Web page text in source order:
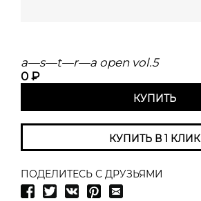
a—s—t—r—a open vol.5
0 ₽
КУПИТЬ
КУПИТЬ В 1 КЛИК
ПОДЕЛИТЕСЬ С ДРУЗЬЯМИ